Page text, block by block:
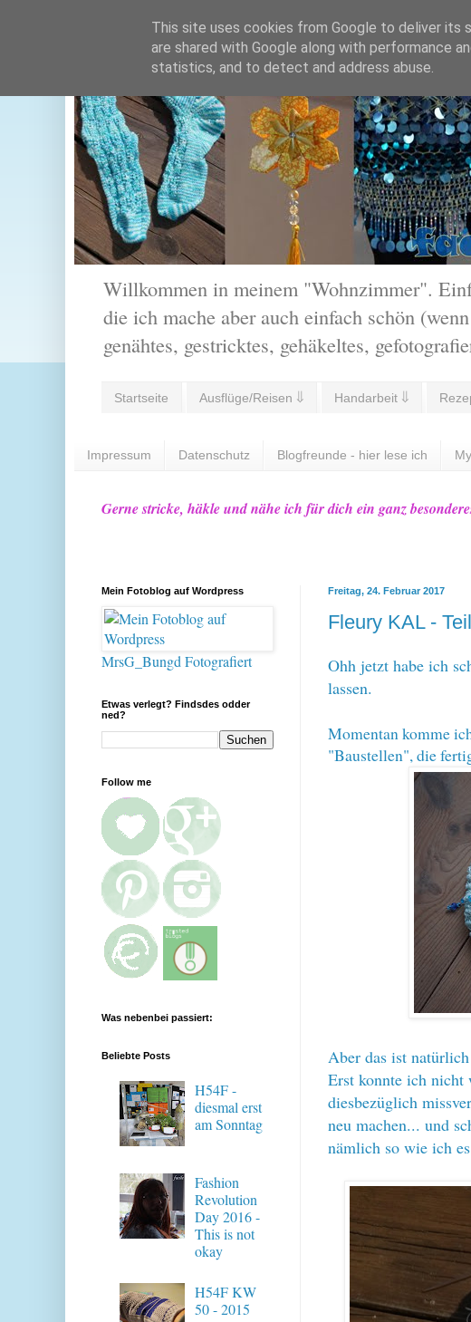
Willkommen in meinem "Wohnzimmer".
die ich mache aber auch einfach schön
genähtes, gestricktes, gehäkeltes,
Startseite Ausflüge/Reisen ⇓ Handarbeit ⇓
Impressum Datenschutz Blogfreunde - hier lese ich
Gerne stricke, häkle und nähe ich für dich ein ganz
Freitag, 24. Februar 2017
Fleury KAL -
Ohh jetzt habe ich
lassen.
Momentan komme
"Baustellen", die
Aber das ist
Erst konnte ich
diesbezüglich
neu machen... und
nämlich so wie ich
Mein Fotoblog auf Wordpress
MrsG_Bungd Fotografiert
Etwas verlegt? Findsdes odder
ned?
Follow me
Was nebenbei passiert:
Beliebte Posts
H54F -
diesmal erst
am Sonntag
Fashion
Revolution
Day 2016 -
This is not
okay
H54F KW
50 - 2015
This site uses cookies from Google to deliver its
are shared with Google along with performance
statistics, and to detect and address abuse.